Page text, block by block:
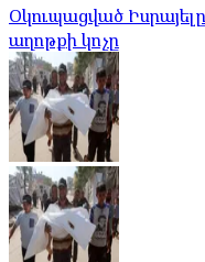
Օկուպացված
աղոթքի կոչը